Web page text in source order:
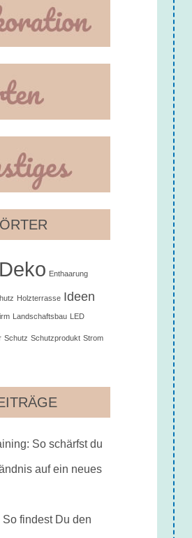
Deko Enthaarung
Holzterrasse Ideen
Landschaftsbau LED
Schutz Schutzprodukt Strom
So schärfst du
auf ein neues
findest Du den